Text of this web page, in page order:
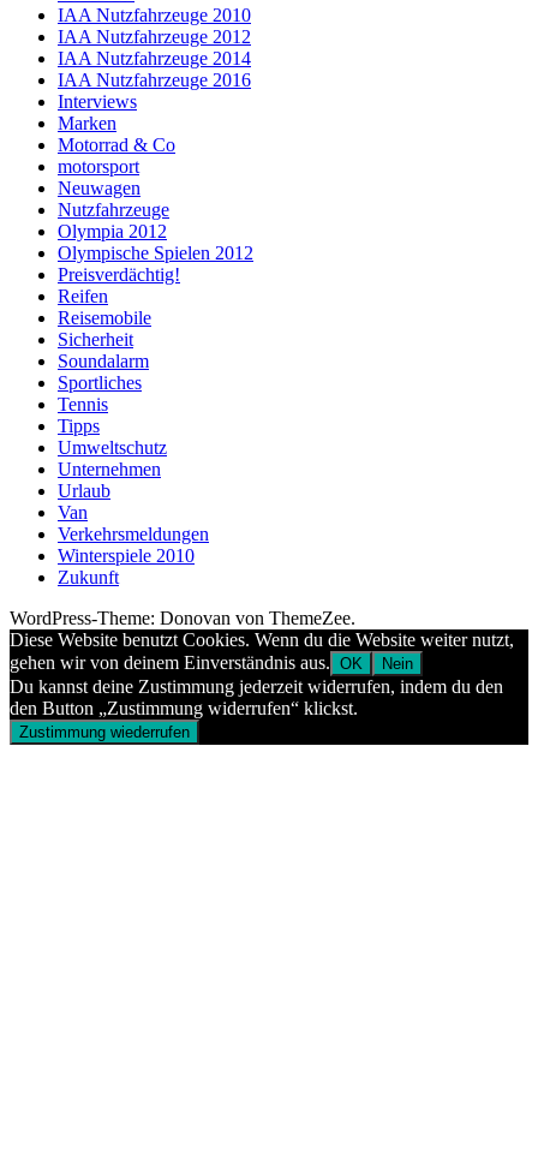
IAA Nutzfahrzeuge 2010
IAA Nutzfahrzeuge 2012
IAA Nutzfahrzeuge 2014
IAA Nutzfahrzeuge 2016
Interviews
Marken
Motorrad & Co
motorsport
Neuwagen
Nutzfahrzeuge
Olympia 2012
Olympische Spielen 2012
Preisverdächtig!
Reifen
Reisemobile
Sicherheit
Soundalarm
Sportliches
Tennis
Tipps
Umweltschutz
Unternehmen
Urlaub
Van
Verkehrsmeldungen
Winterspiele 2010
Zukunft
WordPress-Theme: Donovan von ThemeZee.
Diese Website benutzt Cookies. Wenn du die Website weiter nutzt,
gehen wir von deinem Einverständnis aus. OK Nein
Du kannst deine Zustimmung jederzeit widerrufen, indem du den
den Button „Zustimmung widerrufen“ klickst.
Zustimmung wiederrufen